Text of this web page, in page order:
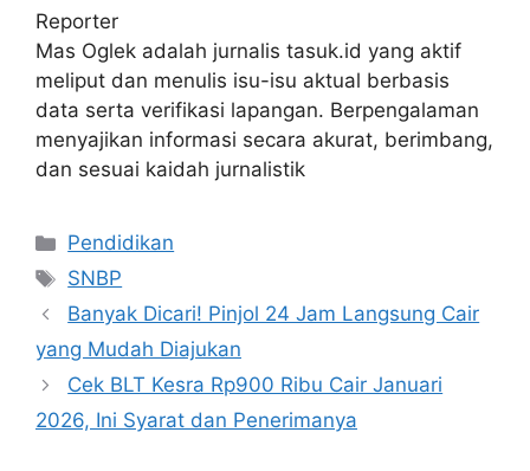
Reporter
Mas Oglek adalah jurnalis tasuk.id yang aktif
meliput dan menulis isu-isu aktual berbasis
data serta verifikasi lapangan. Berpengalaman
menyajikan informasi secara akurat, berimbang,
dan sesuai kaidah jurnalistik
Categories
Pendidikan
Tags
SNBP
Banyak Dicari! Pinjol 24 Jam Langsung Cair
yang Mudah Diajukan
Cek BLT Kesra Rp900 Ribu Cair Januari
2026, Ini Syarat dan Penerimanya